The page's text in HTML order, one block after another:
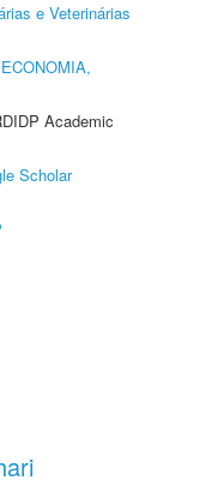
e Veterinárias
Academic
Scholar